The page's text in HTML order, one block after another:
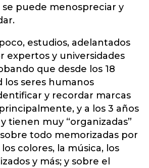
se puede menospreciar y
estudios, adelantados
expertos y universidades
que desde los 18
los seres humanos
y recordar marcas
y a los 3 años
tienen muy “organizadas”
todo memorizadas por
colores, la música, los
y más; y sobre el